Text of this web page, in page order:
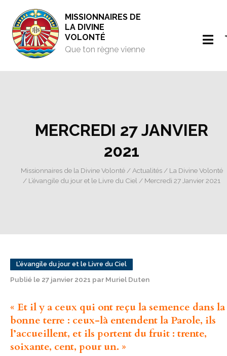
MISSIONNAIRES DE
LA DIVINE
VOLONTÉ
Que ton règne vienne
MERCREDI 27 JANVIER
2021
Missionnaires de la Divine Volonté/ Actualités/ La Divine Volonté
/ L’évangile du jour et le Livre du Ciel / Mercredi 27 Janvier 2021
L’évangile du jour et le Livre du Ciel
Publié le 27 janvier 2021 par Muriel Duten
« Et il y a ceux qui ont reçu la semence dans la
bonne terre : ceux-là entendent la Parole, ils
l’accueillent, et ils portent du fruit : trente,
soixante, cent, pour un. »